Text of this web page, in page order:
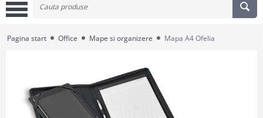
Pagina start Office Mape si organizere Mapa A4 Ofelia